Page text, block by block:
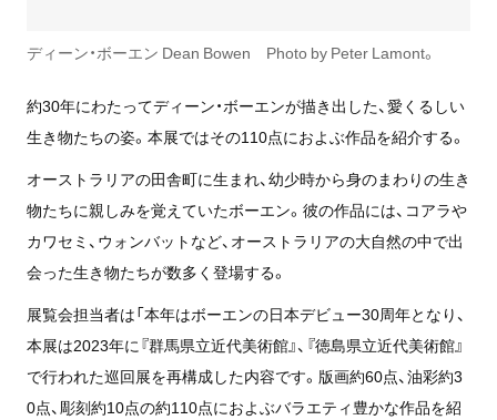
ディーン・ボーエン Dean Bowen Photo by Peter Lamont。
約30年にわたってディーン・ボーエンが描き出した、愛くるしい
生き物たちの姿。本展ではその110点におよぶ作品を紹介する。
オーストラリアの田舎町に生まれ、幼少時から身のまわりの生き
物たちに親しみを覚えていたボーエン。彼の作品には、コアラや
カワセミ、ウォンバットなど、オーストラリアの大自然の中で出
会った生き物たちが数多く登場する。
展覧会担当者は「本年はボーエンの日本デビュー30周年となり、
本展は2023年に『群馬県立近代美術館』、『徳島県立近代美術館』
で行われた巡回展を再構成した内容です。版画約60点、油彩約3
0点、彫刻約10点の約110点におよぶバラエティ豊かな作品を紹